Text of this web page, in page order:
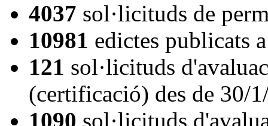
4037 sol·licituds de
10981 edictes publicats
121 sol·licituds
(certificació) des de 30/
1090 sol·licituds